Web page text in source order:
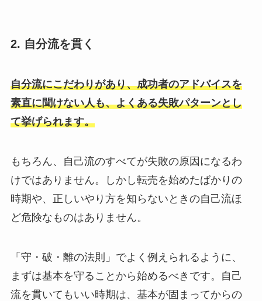
2. 自分流を貫く
自分流にこだわりがあり、成功者のアドバイスを
素直に聞けない人も、よくある失敗パターンとし
て挙げられます。
もちろん、自己流のすべてが失敗の原因になるわ
けではありません。しかし転売を始めたばかりの
時期や、正しいやり方を知らないときの自己流ほ
ど危険なものはありません。
「守・破・離の法則」でよく例えられるように、
まずは基本を守ることから始めるべきです。自己
流を貫いてもいい時期は、基本が固まってからの